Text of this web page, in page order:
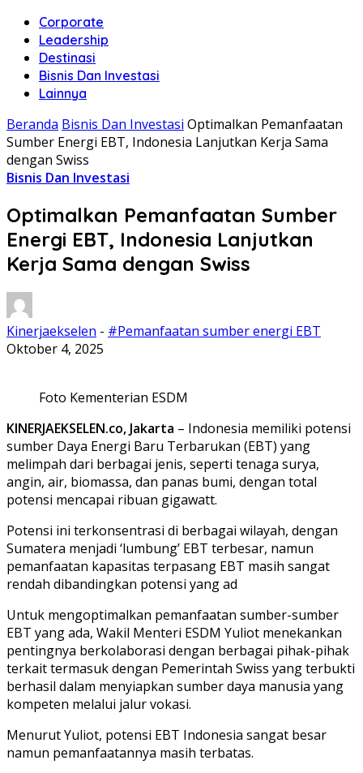
Corporate
Leadership
Destinasi
Bisnis Dan Investasi
Lainnya
Beranda Bisnis Dan Investasi Optimalkan Pemanfaatan
Sumber Energi EBT, Indonesia Lanjutkan Kerja Sama
dengan Swiss
Bisnis Dan Investasi
Optimalkan Pemanfaatan Sumber
Energi EBT, Indonesia Lanjutkan
Kerja Sama dengan Swiss
Kinerjaekselen - #Pemanfaatan sumber energi EBT
Oktober 4, 2025
Foto Kementerian ESDM
KINERJAEKSELEN.co, Jakarta – Indonesia memiliki potensi
sumber Daya Energi Baru Terbarukan (EBT) yang
melimpah dari berbagai jenis, seperti tenaga surya,
angin, air, biomassa, dan panas bumi, dengan total
potensi mencapai ribuan gigawatt.
Potensi ini terkonsentrasi di berbagai wilayah, dengan
Sumatera menjadi ‘lumbung’ EBT terbesar, namun
pemanfaatan kapasitas terpasang EBT masih sangat
rendah dibandingkan potensi yang ad
Untuk mengoptimalkan pemanfaatan sumber-sumber
EBT yang ada, Wakil Menteri ESDM Yuliot menekankan
pentingnya berkolaborasi dengan berbagai pihak-pihak
terkait termasuk dengan Pemerintah Swiss yang terbukti
berhasil dalam menyiapkan sumber daya manusia yang
kompeten melalui jalur vokasi.
Menurut Yuliot, potensi EBT Indonesia sangat besar
namun pemanfaatannya masih terbatas.